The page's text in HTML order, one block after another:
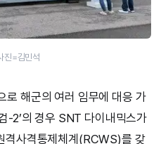
진=김민석
로 해군의 여러 임무에 대응 가
-2’의 경우 SNT 다이내믹스가
격사격통제체계(RCWS)를 갖